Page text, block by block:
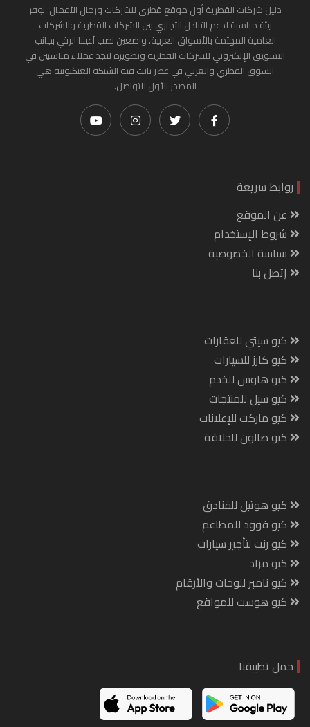
دليل شركات القطرية أول موقع قطري للشركات ورجال الأعمال. نوفر
بيئة مناسبة لدعم التبادل التجاري بين الشركات القطرية والشركات
العامية المهتمة بالأسواق العربية. واضعين نصب أعيننا الرقي بجانب
التسويق الإلكتروني للشركات القطرية وتطويره لتجد عملاء مناسبين في
السوق القطري والعربي في عصر باتت فيه الشبكة العنكبونية هي
المصدر الأول للتواصل.
روابط سريعة
عن الموقع
شروط الإستخدام
سياسة الخصوصية
إتصل بنا
كيو سيتي للعقارات
كيو كارز للسيارات
كيو هاوس للخدم
كيو سيل للمنتجات
كيو ماركت للإعلانات
كيو صالون للحلاقة
كيو هوتيل للفنادق
كيو فوود للمطاعم
كيو رنت لتأجير سيارات
كيو مزاد
كيو نامبر للوحات والأرقام
كيو هوست للمواقع
حمل تطبيقنا